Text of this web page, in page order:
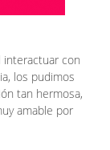
interactuar con
los pudimos
tan hermosa,
amable por